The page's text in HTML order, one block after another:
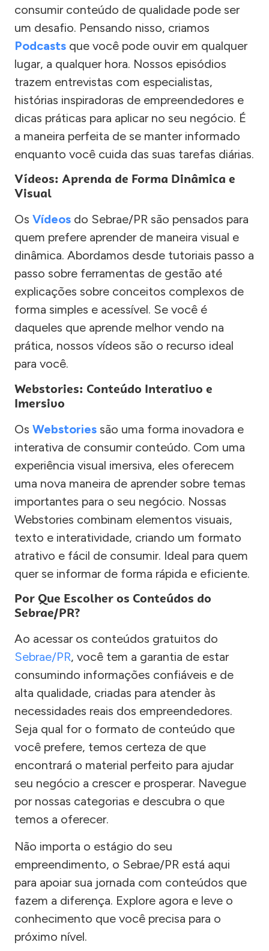
consumir conteúdo de qualidade pode ser
um desafio. Pensando nisso, criamos
Podcasts que você pode ouvir em qualquer
lugar, a qualquer hora. Nossos episódios
trazem entrevistas com especialistas,
histórias inspiradoras de empreendedores e
dicas práticas para aplicar no seu negócio. É
a maneira perfeita de se manter informado
enquanto você cuida das suas tarefas diárias.
Vídeos: Aprenda de Forma Dinâmica e
Visual
Os Vídeos do Sebrae/PR são pensados para
quem prefere aprender de maneira visual e
dinâmica. Abordamos desde tutoriais passo a
passo sobre ferramentas de gestão até
explicações sobre conceitos complexos de
forma simples e acessível. Se você é
daqueles que aprende melhor vendo na
prática, nossos vídeos são o recurso ideal
para você.
Webstories: Conteúdo Interativo e
Imersivo
Os Webstories são uma forma inovadora e
interativa de consumir conteúdo. Com uma
experiência visual imersiva, eles oferecem
uma nova maneira de aprender sobre temas
importantes para o seu negócio. Nossas
Webstories combinam elementos visuais,
texto e interatividade, criando um formato
atrativo e fácil de consumir. Ideal para quem
quer se informar de forma rápida e eficiente.
Por Que Escolher os Conteúdos do
Sebrae/PR?
Ao acessar os conteúdos gratuitos do
Sebrae/PR, você tem a garantia de estar
consumindo informações confiáveis e de
alta qualidade, criadas para atender às
necessidades reais dos empreendedores.
Seja qual for o formato de conteúdo que
você prefere, temos certeza de que
encontrará o material perfeito para ajudar
seu negócio a crescer e prosperar. Navegue
por nossas categorias e descubra o que
temos a oferecer.
Não importa o estágio do seu
empreendimento, o Sebrae/PR está aqui
para apoiar sua jornada com conteúdos que
fazem a diferença. Explore agora e leve o
conhecimento que você precisa para o
próximo nível.